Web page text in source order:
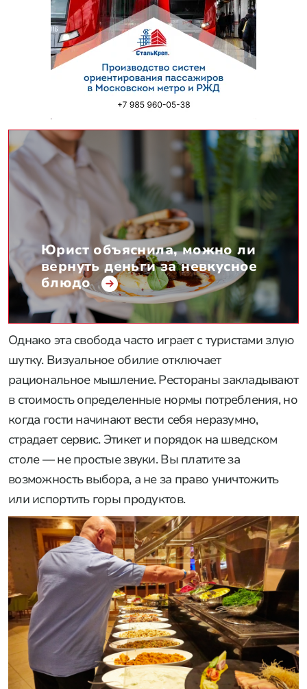
Юрист объяснила, можно ли
вернуть деньги за невкусное
блюдо
Однако эта свобода часто играет с туристами злую
шутку. Визуальное обилие отключает
рациональное мышление. Рестораны закладывают
в стоимость определенные нормы потребления, но
когда гости начинают вести себя неразумно,
страдает сервис. Этикет и порядок на шведском
столе — не простые звуки. Вы платите за
возможность выбора, а не за право уничтожить
или испортить горы продуктов.